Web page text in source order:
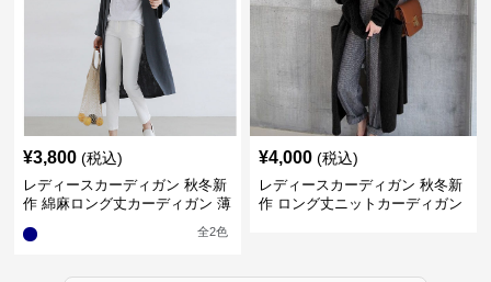
¥3,800 (税込)
レディースカーディガン 秋冬新
作 綿麻ロング丈カーディガン 薄
全2色
¥4,000 (税込)
レディースカーディガン 秋冬新
作 ロング丈ニットカーディガン